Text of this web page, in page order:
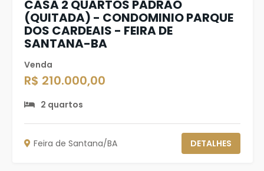
CASA 2 QUARTOS PADRÃO
(QUITADA) - CONDOMINIO PARQUE
DOS CARDEAIS - FEIRA DE
SANTANA-BA
Venda
R$ 210.000,00
2 quartos
Feira de Santana/BA DETALHES